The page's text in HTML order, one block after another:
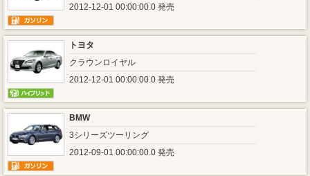
2012-12-01 00:00:00.0 発売
トヨタ
クラウンロイヤル
2012-12-01 00:00:00.0 発売
BMW
3シリーズツーリング
2012-09-01 00:00:00.0 発売